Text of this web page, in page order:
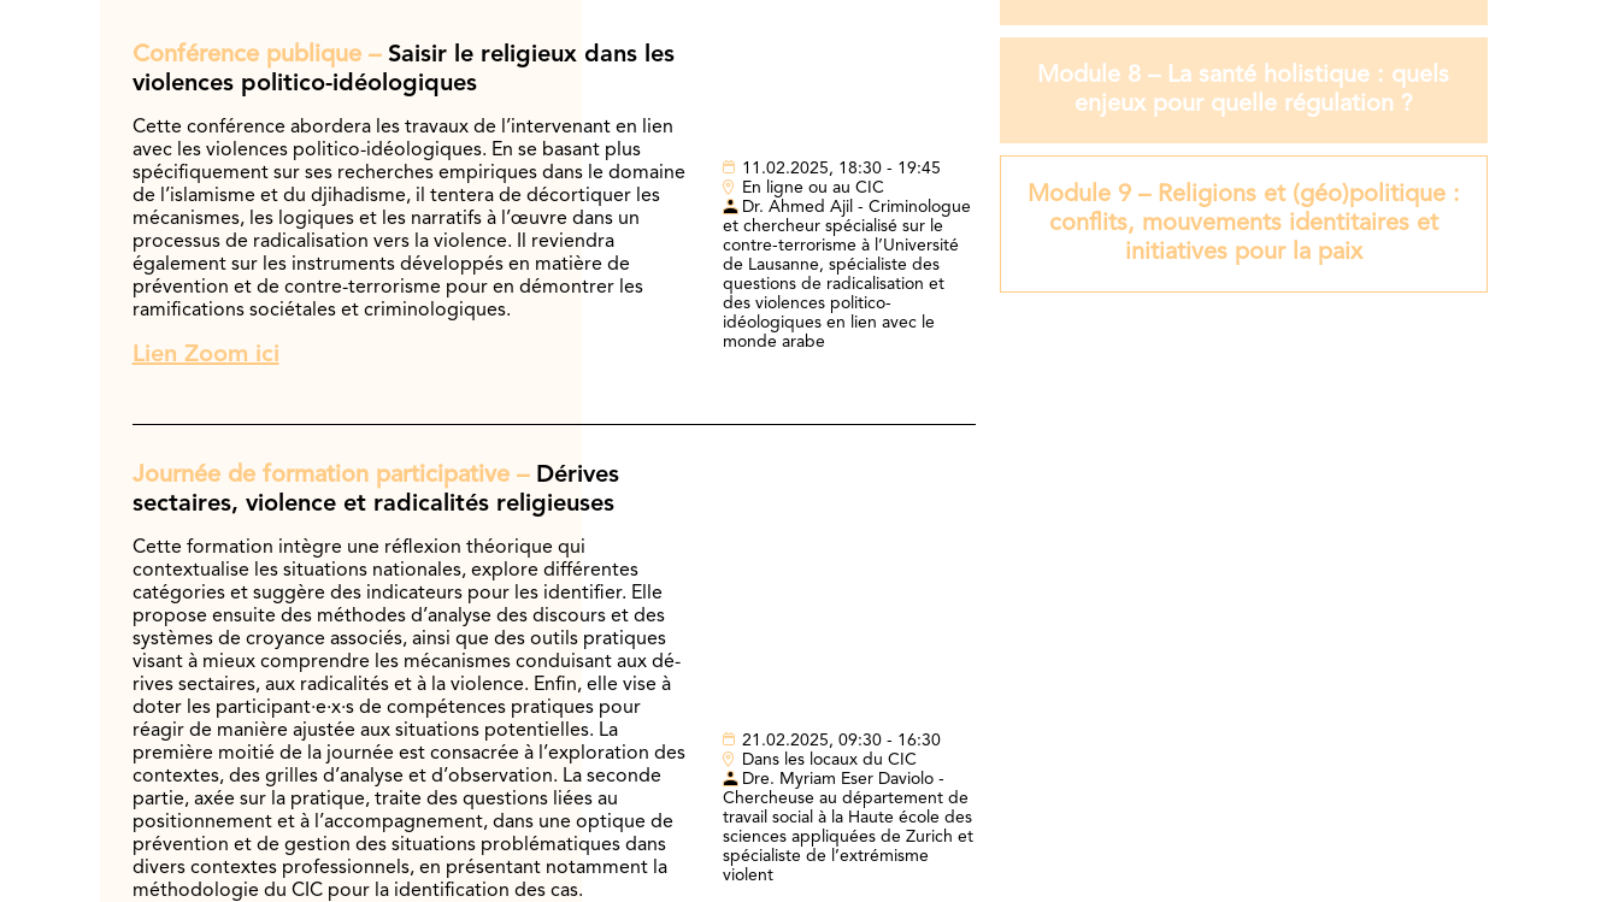
Conférence publique – Saisir le religieux dans les
violences politico-idéologiques
Cette conférence abordera les travaux de l’intervenant en lien
avec les violences politico-idéologiques. En se basant plus
spécifiquement sur ses recherches empiriques dans le domaine
de l’islamisme et du djihadisme, il tentera de décortiquer les
mécanismes, les logiques et les narratifs à l’œuvre dans un
processus de radicalisation vers la violence. Il reviendra
également sur les instruments développés en matière de
prévention et de contre-terrorisme pour en démontrer les
ramifications sociétales et criminologiques.
Lien Zoom ici
11.02.2025, 18:30 - 19:45
En ligne ou au CIC
Dr. Ahmed Ajil - Criminologue
et chercheur spécialisé sur le
contre-terrorisme à l’Université
de Lausanne, spécialiste des
questions de radicalisation et
des violences politico-
idéologiques en lien avec le
monde arabe
Journée de formation participative – Dérives
sectaires, violence et radicalités religieuses
Cette formation intègre une réflexion théorique qui
contextualise les situations nationales, explore différentes
catégories et suggère des indicateurs pour les identifier. Elle
propose ensuite des méthodes d’analyse des discours et des
systèmes de croyance associés, ainsi que des outils pratiques
visant à mieux comprendre les mécanismes conduisant aux dé-
rives sectaires, aux radicalités et à la violence. Enfin, elle vise à
doter les participant·e·x·s de compétences pratiques pour
réagir de manière ajustée aux situations potentielles. La
première moitié de la journée est consacrée à l’exploration des
contextes, des grilles d’analyse et d’observation. La seconde
partie, axée sur la pratique, traite des questions liées au
positionnement et à l’accompagnement, dans une optique de
prévention et de gestion des situations problématiques dans
divers contextes professionnels, en présentant notamment la
méthodologie du CIC pour la identification des cas.
21.02.2025, 09:30 - 16:30
Dans les locaux du CIC
Dre. Myriam Eser Daviolo -
Chercheuse au département de
travail social à la Haute école des
sciences appliquées de Zurich et
spécialiste de l’extrémisme
violent
Module 8 – La santé holistique : quels
enjeux pour quelle régulation ?
Module 9 – Religions et (géo)politique :
conflits, mouvements identitaires et
initiatives pour la paix